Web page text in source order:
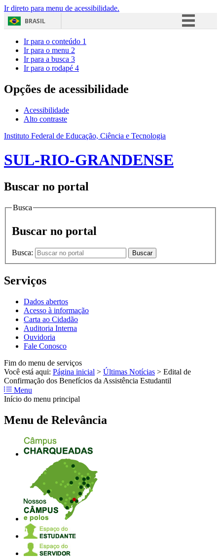
Ir direto para menu de acessibilidade.
BRASIL
Acesso à informação
Ir para o conteúdo 1
Ir para o menu 2
Ir para a busca 3
Ir para o rodapé 4
Opções de acessibilidade
Acessibilidade
Alto contraste
Instituto Federal de Educação, Ciência e Tecnologia
SUL-RIO-GRANDENSE
Buscar no portal
Busca
Buscar no portal
Busca: Buscar
Serviços
Dados abertos
Acesso à informação
Carta ao Cidadão
Auditoria Interna
Ouvidoria
Fale Conosco
Fim do menu de serviços
Você está aqui: Página inicial > Últimas Notícias > Edital de
Confirmação dos Benefícios da Assistência Estudantil
Menu
Início do menu principal
Menu de Relevância